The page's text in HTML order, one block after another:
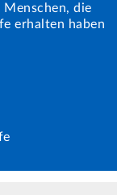
die
erhalten haben